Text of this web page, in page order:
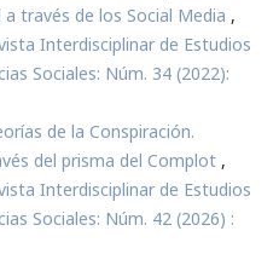
través de los Social Media ,
Interdisciplinar de Estudios
Sociales: Núm. 34 (2022):
de la Conspiración.
del prisma del Complot ,
Interdisciplinar de Estudios
Sociales: Núm. 42 (2026) :